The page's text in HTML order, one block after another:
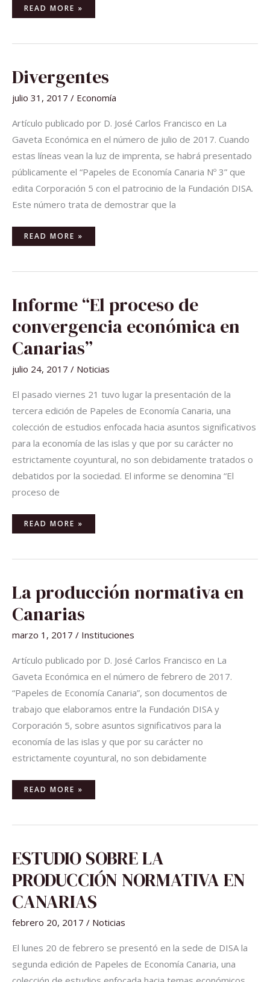
READ MORE »
Divergentes
julio 31, 2017 / Economía
Artículo publicado por D. José Carlos Francisco en La
Gaveta Económica en el número de julio de 2017. Cuando
estas líneas vean la luz de imprenta, se habrá presentado
públicamente el “Papeles de Economía Canaria Nº 3” que
edita Corporación 5 con el patrocinio de la Fundación DISA.
Este número trata de demostrar que la
DIVERGENTES
READ MORE »
Informe “El proceso de
convergencia económica en
Canarias”
julio 24, 2017 / Noticias
El pasado viernes 21 tuvo lugar la presentación de la
tercera edición de Papeles de Economía Canaria, una
colección de estudios enfocada hacia asuntos significativos
para la economía de las islas y que por su carácter no
estrictamente coyuntural, no son debidamente tratados o
debatidos por la sociedad. El informe se denomina “El
proceso de
INFORME
“EL
PROCESO
CONVERGENCIA
ECONÓMICA
CANARIAS”
READ MORE »
La producción normativa en
Canarias
marzo 1, 2017 / Instituciones
Artículo publicado por D. José Carlos Francisco en La
Gaveta Económica en el número de febrero de 2017.
“Papeles de Economía Canaria”, son documentos de
trabajo que elaboramos entre la Fundación DISA y
Corporación 5, sobre asuntos significativos para la
economía de las islas y que por su carácter no
estrictamente coyuntural, no son debidamente
PRODUCCIÓN
NORMATIVA
CANARIAS
READ MORE »
ESTUDIO SOBRE LA
PRODUCCIÓN NORMATIVA EN
CANARIAS
febrero 20, 2017 / Noticias
El lunes 20 de febrero se presentó en la sede de DISA la
segunda edición de Papeles de Economía Canaria, una
ESTUDIO
SOBRE
LA
PRODUCCIÓN
NORMATIVA
EN
CANARIAS